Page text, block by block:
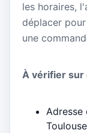
les horaires,
déplacer
une
À vérifier sur